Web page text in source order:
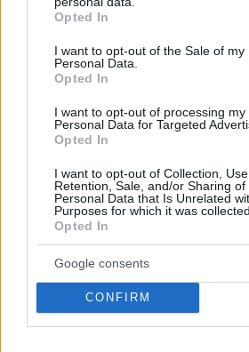
grant or deny consent to Google and
use your data for below specified
consent section.
Opted In
I want to opt-out of the Sale of my
Personal Data.
Opted In
I want to opt-out of processing my
Personal Data for Targeted
Opted In
I want to opt-out of Collection, Use,
Retention, Sale, and/or Sharing of
Personal Data that Is Unrelated
Purposes for which it was collected.
Opted In
Google consents
CONFIRM
να παίξει στο WNBA
Είδος υπό εξαφάνιση οι
υπερπολύτεκνοι στην Ελλάδα που
τα επιδόματα, η καθημερινότητά τους
07.08.2026, 15:59
Άλλος για data center; Επενδύσεις
€50 δισ. την ερχόμενη δεκαετία
07.08.2026, 20:16